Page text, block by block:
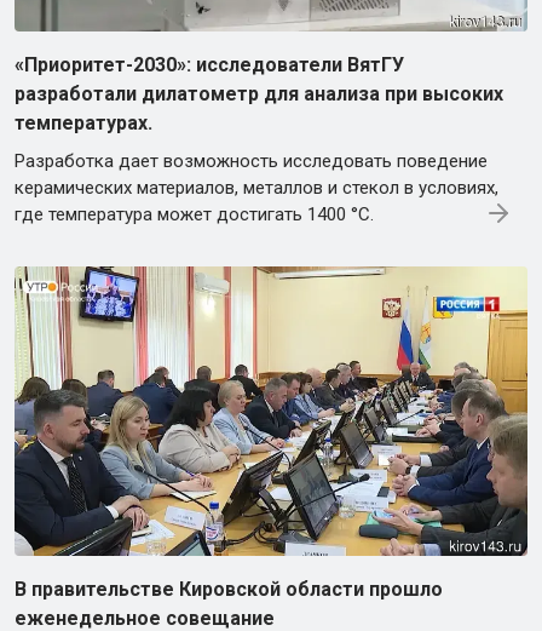
«Приоритет-2030»: исследователи ВятГУ
разработали дилатометр для анализа при высоких
температурах.
Разработка дает возможность исследовать поведение
керамических материалов, металлов и стекол в условиях,
где температура может достигать 1400 °C.
В правительстве Кировской области прошло
еженедельное совещание